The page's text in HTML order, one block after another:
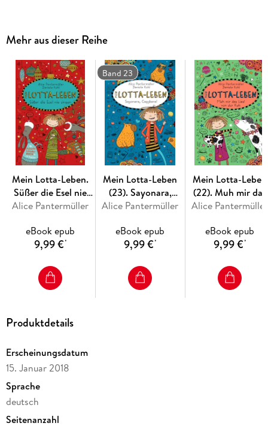
Weitere Infos unter mein-lotta-leben. de
In der Reihe "Mein Lotta-Leben" sind bisher erschienen:
Mein Lotta-Leben. Alles voller Kaninchen (1)
Mein Lotta-Leben. Wie belämmert ist das denn? (2)
Mein Lotta-Leben. Hier steckt der Wurm drin! (3)
Mein Lotta-Leben. Daher weht der Hase! (4)
Mein Lotta-Leben. Ich glaub, meine Kröte pfeift! (5)
Mein Lotta-Leben. Den Letzten knutschen die Elche! (6)
Mein Lotta-Leben. Kein Drama ohne Lama (8)
Mein Lotta-Leben. Volle Kanne Koala (11)
Mein Lotta-Leben. Eine Natter macht die Flatter (12)
Mein Lotta-Leben. Wenn die Frösche zweimal quaken (13)
Mehr aus dieser Reihe
Mein Lotta-Leben.
Süßer die Esel nie
singen
Alice Pantermüller
eBook epub
9,99 €*
Band 23
Mein Lotta-Leben
(23). Sayonara,
Capybara!
Alice Pantermüller
eBook epub
9,99 €*
Mein Lotta-Leben
(22). Muh mir das
Lied von der Kuh
Alice Pantermüller
eBook epub
9,99 €*
Produktdetails
Erscheinungsdatum
15. Januar 2018
Sprache
deutsch
Seitenanzahl